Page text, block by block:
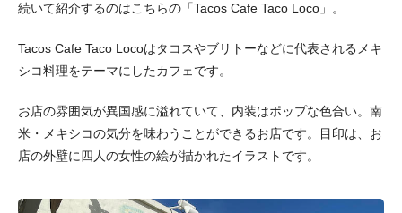
続いて紹介するのはこちらの「Tacos Cafe Taco Loco」。
Tacos Cafe Taco Locoはタコスやブリトーなどに代表されるメキ
シコ料理をテーマにしたカフェです。
お店の雰囲気が異国感に溢れていて、内装はポップな色合い。南
米・メキシコの気分を味わうことができるお店です。目印は、お
店の外壁に四人の女性の絵が描かれたイラストです。